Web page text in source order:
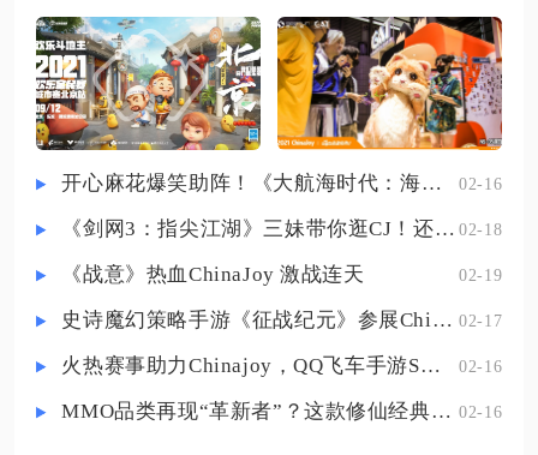
上锁储藏室这几类高概率刷新点位，
航天基地地下武器库是军用战斧的核
心产出
进行选择。想要通过先祖兑换钢
琴，首先需要进入霞谷地图，通过
滑行赛道或者飞行赛道抵达竞技场
终点，在终点上方的观众看台找到
爆炸头外形的跳跃欢呼先祖，跟随
祖送回天际后，就能在遇境星盘找
到该先祖的兑换树。需要注意钢琴
开心麻花爆笑助阵！《大航海时代：海上霸主》亮相China Joy 02-16
《剑网3：指尖江湖》三妹带你逛CJ！还有惊喜嘉宾现场约定你！ 02-18
《战意》热血ChinaJoy 激战连天 02-19
史诗魔幻策略手游《征战纪元》参展ChinaJoy，SLG与放置融合玩法来袭 02-17
火热赛事助力Chinajoy，QQ飞车手游S联赛明星挑战赛8月1日打响！ 02-16
MMO品类再现“革新者”？这款修仙经典IP产品在尝试破局 02-16